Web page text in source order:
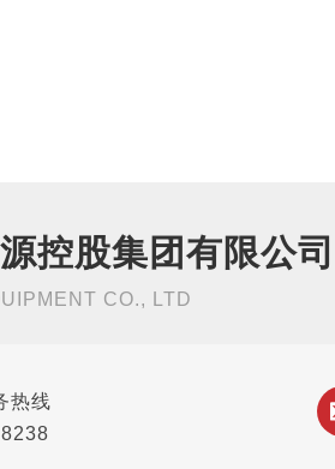
控股集团有限公司
CO., LTD
热线